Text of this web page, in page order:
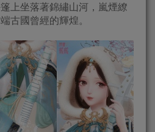
上坐落著錦繡山河，嵐煙繚
古國曾經的輝煌。